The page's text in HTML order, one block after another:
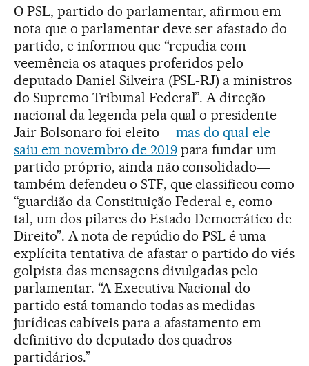
O PSL, partido do parlamentar, afirmou em
nota que o parlamentar deve ser afastado do
partido, e informou que “repudia com
veemência os ataques proferidos pelo
deputado Daniel Silveira (PSL-RJ) a ministros
do Supremo Tribunal Federal”. A direção
nacional da legenda pela qual o presidente
Jair Bolsonaro foi eleito ―mas do qual ele
saiu em novembro de 2019para fundar um
partido próprio, ainda não consolidado―
também defendeu o STF, que classificou como
“guardião da Constituição Federal e, como
tal, um dos pilares do Estado Democrático de
Direito”. A nota de repúdio do PSL é uma
explícita tentativa de afastar o partido do viés
golpista das mensagens divulgadas pelo
parlamentar. “A Executiva Nacional do
partido está tomando todas as medidas
jurídicas cabíveis para a afastamento em
definitivo do deputado dos quadros
partidários.”